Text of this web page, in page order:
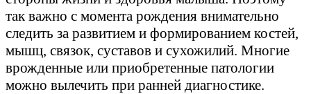
так важно с момента рождения внимательно
следить за развитием и формированием костей,
мышц, связок, суставов и сухожилий. Многие
врожденные или приобретенные патологии
можно вылечить при ранней диагностике.